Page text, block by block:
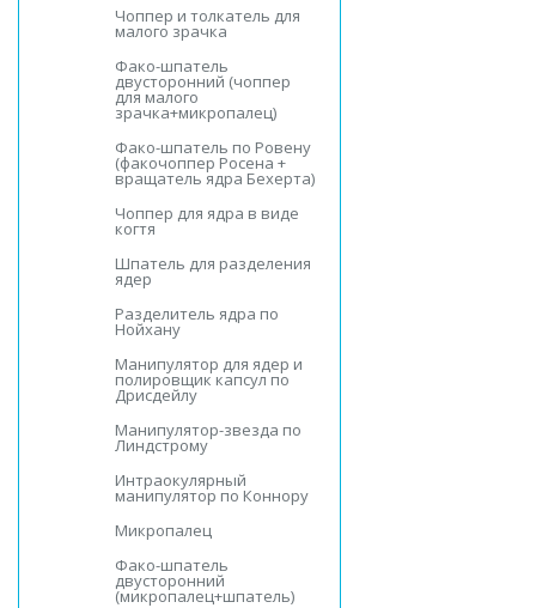
Чоппер и толкатель для
малого зрачка
Фако-шпатель
двусторонний (чоппер
для малого
зрачка+микропалец)
Фако-шпатель по Ровену
(факочоппер Росена +
вращатель ядра Бехерта)
Чоппер для ядра в виде
когтя
Шпатель для разделения
ядер
Разделитель ядра по
Нойхану
Манипулятор для ядер и
полировщик капсул по
Дрисдейлу
Манипулятор-звезда по
Линдстрому
Интраокулярный
манипулятор по Коннору
Микропалец
Фако-шпатель
двусторонний
(микропалец+шпатель)